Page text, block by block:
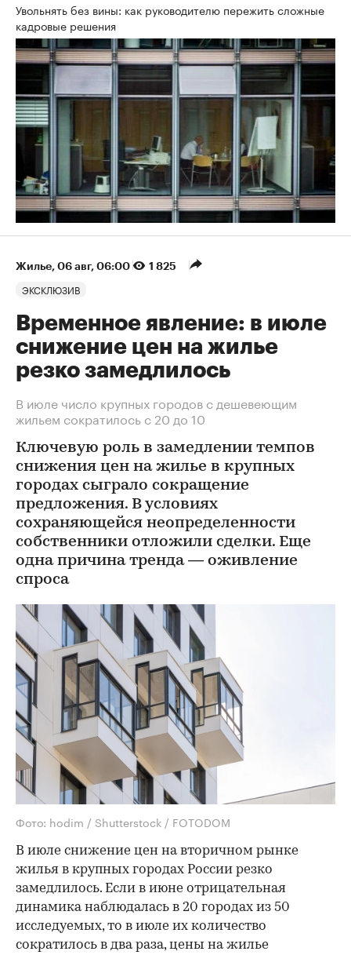
Увольнять без вины: как руководителю пережить сложные
кадровые решения
Жилье⁠, 06 авг, 06:00 1 825
ЭКСКЛЮЗИВ
Временное явление: в июле
снижение цен на жилье
резко замедлилось
В июле число крупных городов с дешевеющим
жильем сократилось с 20 до 10
Ключевую роль в замедлении темпов
снижения цен на жилье в крупных
городах сыграло сокращение
предложения. В условиях
сохраняющейся неопределенности
собственники отложили сделки. Еще
одна причина тренда — оживление
спроса
Фото: hodim / Shutterstock / FOTODOM
В июле снижение цен на вторичном рынке
жилья в крупных городах России резко
замедлилось. Если в июне отрицательная
динамика наблюдалась в 20 городах из 50
исследуемых, то в июле их количество
сократилось в два раза, цены на жилье